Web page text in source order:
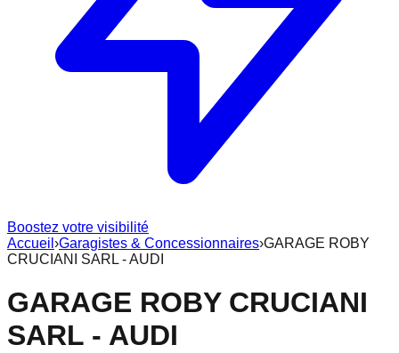
Boostez votre visibilité
Accueil ›Garagistes & Concessionnaires›GARAGE ROBY
CRUCIANI SARL - AUDI
GARAGE ROBY CRUCIANI
SARL - AUDI